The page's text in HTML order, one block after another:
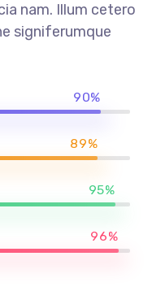
nam. Illum cetero
signiferumque
90%
89%
95%
96%